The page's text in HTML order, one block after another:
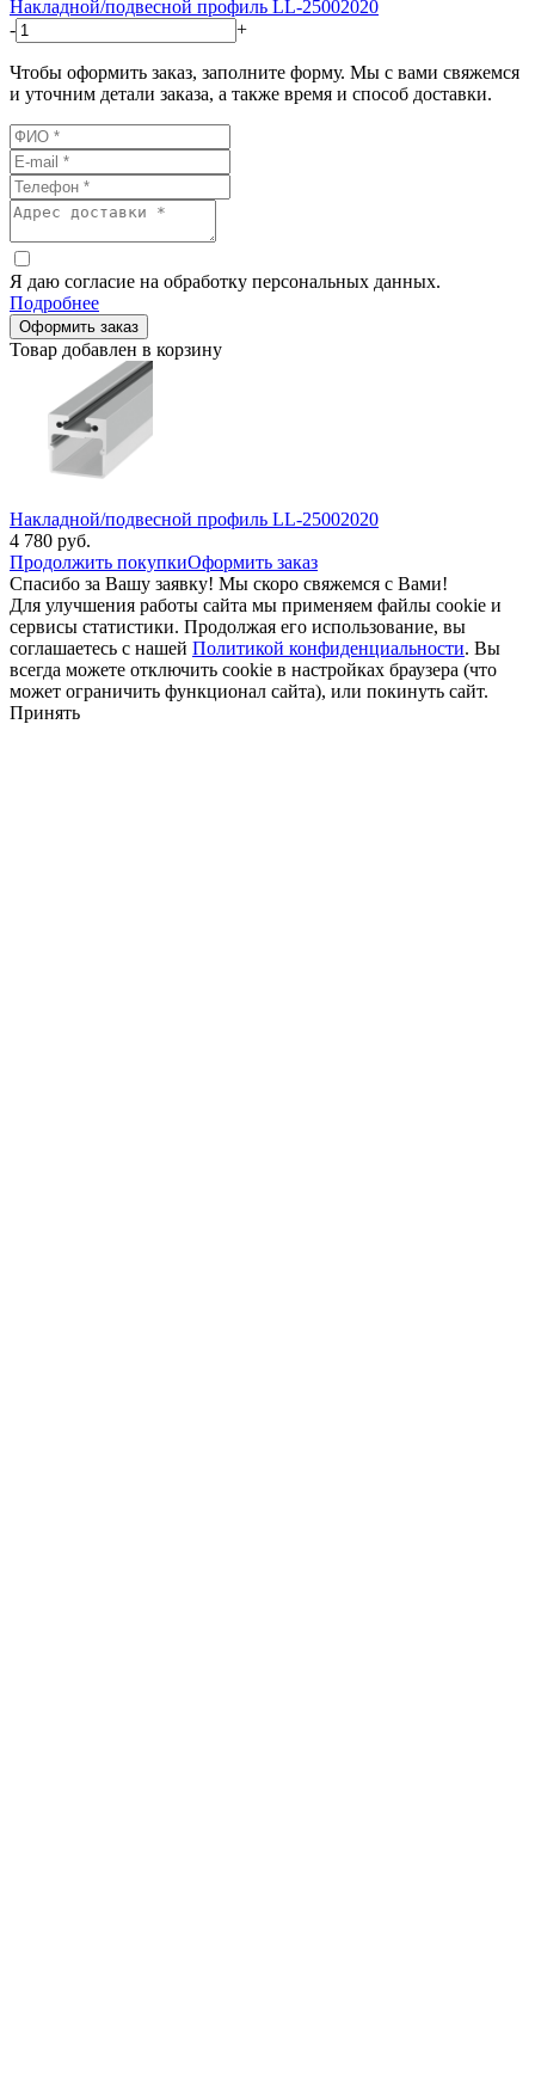
Накладной/подвесной профиль LL-25002020
-
+
Чтобы оформить заказ, заполните форму. Мы с вами свяжемся
и уточним детали заказа, а также время и способ доставки.
Я даю согласие на обработку персональных данных.
Подробнее
Оформить заказ
Товар добавлен в корзину
Накладной/подвесной профиль LL-25002020
4 780 руб.
Продолжить покупкиОформить заказ
Спасибо за Вашу заявку! Мы скоро свяжемся с Вами!
Для улучшения работы сайта мы применяем файлы cookie и
сервисы статистики. Продолжая его использование, вы
соглашаетесь с нашей Политикой конфиденциальности. Вы
всегда можете отключить cookie в настройках браузера (что
может ограничить функционал сайта), или покинуть сайт.
Принять